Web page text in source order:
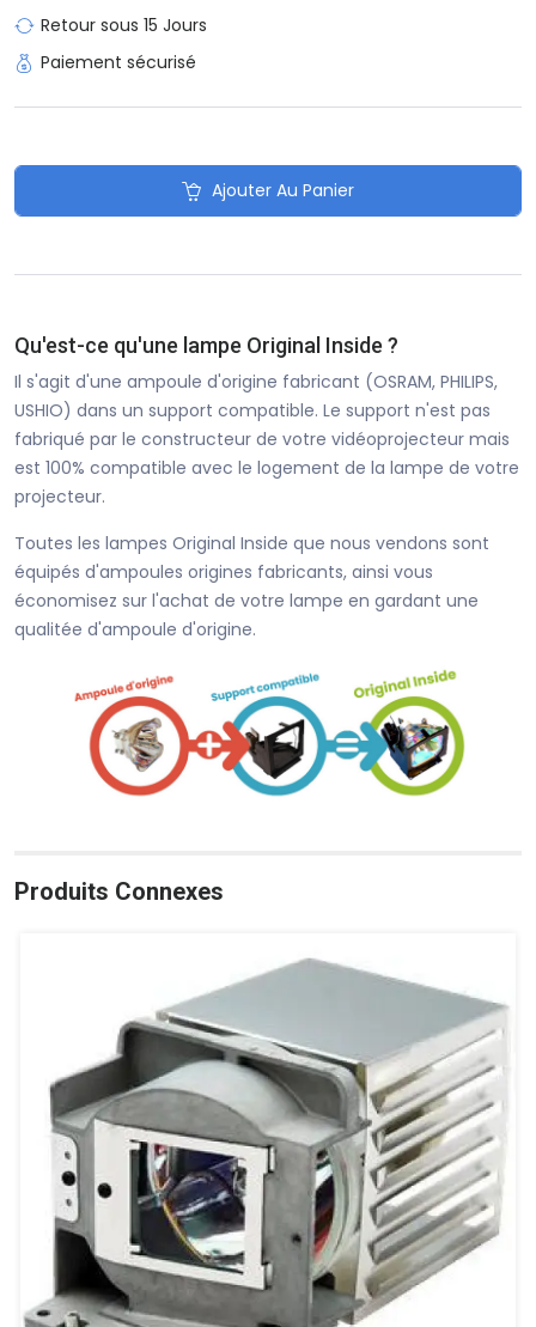
Retour sous 15 Jours
Paiement sécurisé
Ajouter Au Panier
Qu'est-ce qu'une lampe Original Inside ?
Il s'agit d'une ampoule d'origine fabricant (OSRAM, PHILIPS,
USHIO) dans un support compatible. Le support n'est pas
fabriqué par le constructeur de votre vidéoprojecteur mais
est 100% compatible avec le logement de la lampe de votre
projecteur.
Toutes les lampes Original Inside que nous vendons sont
équipés d'ampoules origines fabricants, ainsi vous
économisez sur l'achat de votre lampe en gardant une
qualitée d'ampoule d'origine.
Produits Connexes